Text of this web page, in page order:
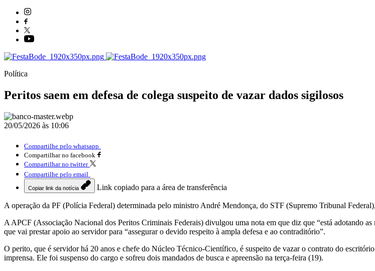
Política
Peritos saem em defesa de colega suspeito de vazar dados sigilosos
20/05/2026 às 10:06
Compartilhe pelo whatsapp
Compartilhar no facebook
Compartilhar no twitter
Compartilhe pelo email
Copiar link da notícia Link copiado para a área de transferência
A operação da PF (Polícia Federal) determinada pelo ministro André Mendonça, do STF (Supremo Tribunal
A APCF (Associação Nacional dos Peritos Criminais Federais) divulgou uma nota em que diz que “está adotando
que vai prestar apoio ao servidor para “assegurar o devido respeito à ampla defesa e ao contraditório”.
O perito, que é servidor há 20 anos e chefe do Núcleo Técnico-Científico, é suspeito de vazar o contrato do
imprensa. Ele foi suspenso do cargo e sofreu dois mandados de busca e apreensão na terça-feira (19).